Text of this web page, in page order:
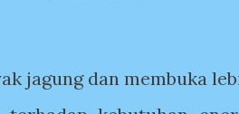
jagung dan membuka